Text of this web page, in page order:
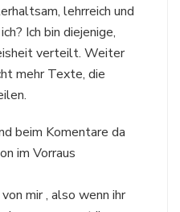
lehrreich und
Ich bin diejenige,
verteilt. Weiter
mehr Texte, die
beim Komentare da
im Vorraus
mir , also wenn ihr